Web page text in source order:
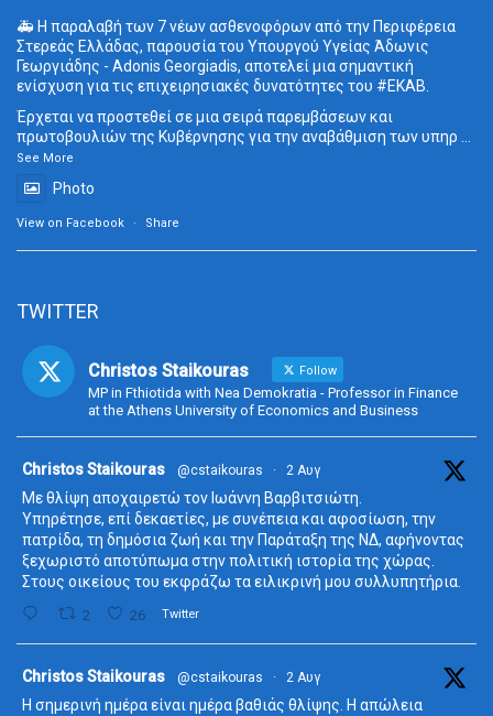
🚑 Η παραλαβή των 7 νέων ασθενοφόρων από την Περιφέρεια
Στερεάς Ελλάδας, παρουσία του Υπουργού Υγείας Άδωνις
Γεωργιάδης - Adonis Georgiadis, αποτελεί μια σημαντική
ενίσχυση για τις επιχειρησιακές δυνατότητες του #ΕΚΑΒ
Έρχεται να προστεθεί σε μια σειρά παρεμβάσεων και
πρωτοβουλιών της Κυβέρνησης για την αναβάθμιση των υπηρ
See More
Photo
View on Facebook · Share
TWITTER
Christos Staikouras Follow
MP in Fthiotida with Nea Demokratia - Professor in Finance
at the Athens University of Economics and Business
Christos Staikouras @cstaikouras · 2 Αυγ
Με θλίψη αποχαιρετώ τον Ιωάννη Βαρβιτσιώτη.
Υπηρέτησε, επί δεκαετίες, με συνέπεια και αφοσίωση, την
πατρίδα, τη δημόσια ζωή και την Παράταξη της ΝΔ, αφήνοντας
ξεχωριστό αποτύπωμα στην πολιτική ιστορία της χώρας.
Στους οικείους του εκφράζω τα ειλικρινή μου συλλυπητήρια.
2 26 Twitter
Christos Staikouras @cstaikouras · 2 Αυγ
Η σημερινή ημέρα είναι ημέρα βαθιάς θλίψης. Η απώλεια